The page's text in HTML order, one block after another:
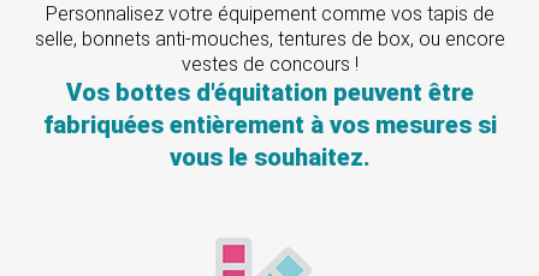
Personnalisez votre équipement comme vos tapis de
selle, bonnets anti-mouches, tentures de box, ou encore
vestes de concours !
Vos bottes d'équitation peuvent être
fabriquées entièrement à vos mesures si
vous le souhaitez.